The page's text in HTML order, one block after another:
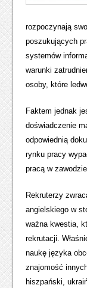
rozpoczynają
poszukujących
systemów
warunki
osoby, które
Faktem jednak
doświadczenie
odpowiednią
rynku pracy
pracą w
Rekruterzy
angielskiego w
ważna kwestia,
rekrutacji.
naukę języka
znajomość
hiszpański,